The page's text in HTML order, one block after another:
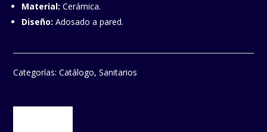
Material: Cerámica.
Diseño: Adosado a pared.
Categorías:Catálogo,Sanitarios